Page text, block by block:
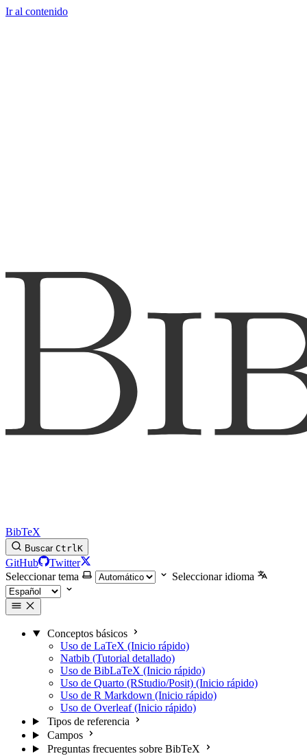
Ir al contenido
BibTeX
Buscar CtrlK
GitHub
Twitter
Seleccionar tema
Seleccionar idioma
Conceptos básicos
Uso de LaTeX (Inicio rápido)
Natbib (Tutorial detallado)
Uso de BibLaTeX (Inicio rápido)
Uso de Quarto (RStudio/Posit) (Inicio rápido)
Uso de R Markdown (Inicio rápido)
Uso de Overleaf (Inicio rápido)
Tipos de referencia
Campos
Preguntas frecuentes sobre BibTeX